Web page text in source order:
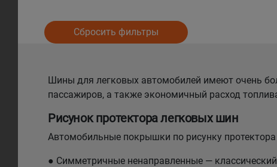
Сбросить фильтры
Шины для легковых автомобилей имеют очень
пассажиров, а также экономичный расход
Рисунок протектора легковых шин
Автомобильные покрышки по рисунку
● Симметричные ненаправленные —